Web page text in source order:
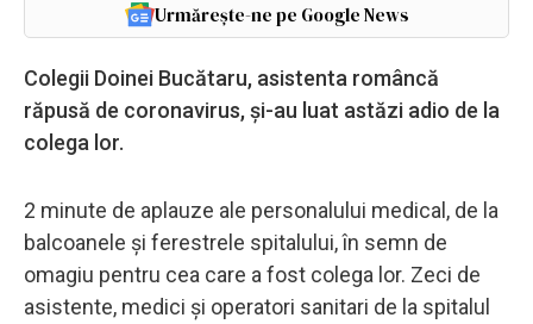
Urmărește-ne pe Google News
Colegii Doinei Bucătaru, asistenta româncă
răpusă de coronavirus, și-au luat astăzi adio de la
colega lor.
2 minute de aplauze ale personalului medical, de la
balcoanele și ferestrele spitalului, în semn de
omagiu pentru cea care a fost colega lor. Zeci de
asistente, medici și operatori sanitari de la spitalul